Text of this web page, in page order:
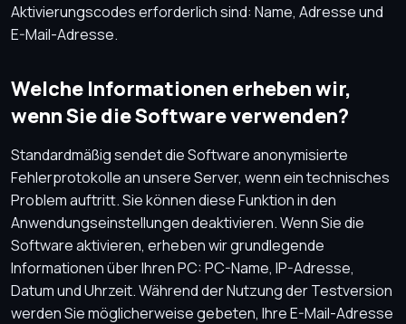
Aktivierungscodes erforderlich sind: Name, Adresse und
E-Mail-Adresse.
Welche Informationen erheben wir,
wenn Sie die Software verwenden?
Standardmäßig sendet die Software anonymisierte
Fehlerprotokolle an unsere Server, wenn ein technisches
Problem auftritt. Sie können diese Funktion in den
Anwendungseinstellungen deaktivieren. Wenn Sie die
Software aktivieren, erheben wir grundlegende
Informationen über Ihren PC: PC-Name, IP-Adresse,
Datum und Uhrzeit. Während der Nutzung der Testversion
werden Sie möglicherweise gebeten, Ihre E-Mail-Adresse